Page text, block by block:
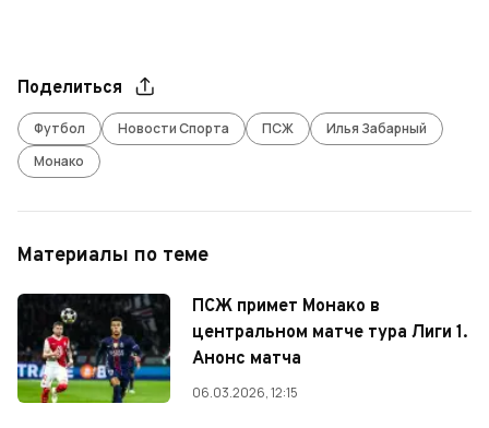
Поделиться
Футбол Новости Спорта ПСЖ
Илья Забарный
Монако
Материалы по теме
ПСЖ примет Монако в
центральном матче тура Лиги 1.
Анонс матча
06.03.2026, 12:15